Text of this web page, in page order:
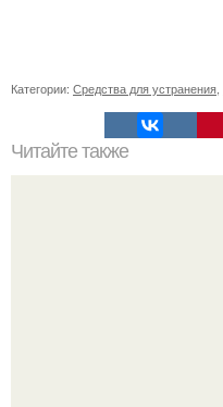
Категории: Средства для устранения,
Читайте также